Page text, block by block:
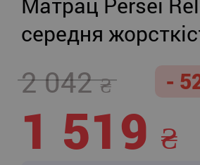
середня
2 042 -
1 519